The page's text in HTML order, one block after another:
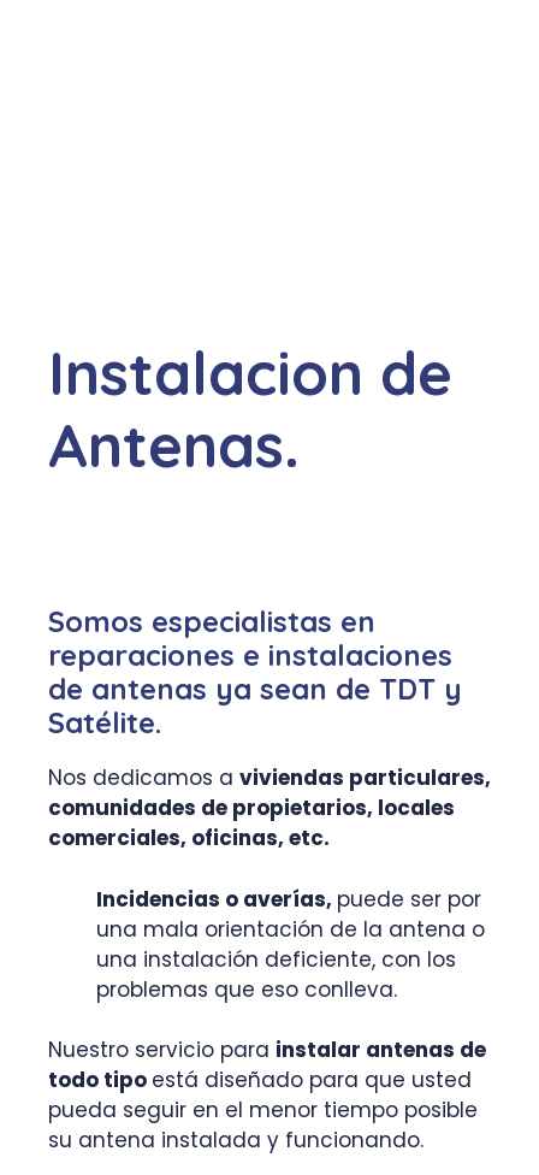
Instalacion de
Antenas.
Somos especialistas en
reparaciones e instalaciones
de antenas ya sean de TDT y
Satélite.
Nos dedicamos a viviendas particulares,
comunidades de propietarios, locales
comerciales, oficinas, etc.
Incidencias o averías, puede ser por
una mala orientación de la antena o
una instalación deficiente, con los
problemas que eso conlleva.
Nuestro servicio para instalar antenas de
todo tipo está diseñado para que usted
pueda seguir en el menor tiempo posible
su antena instalada y funcionando.